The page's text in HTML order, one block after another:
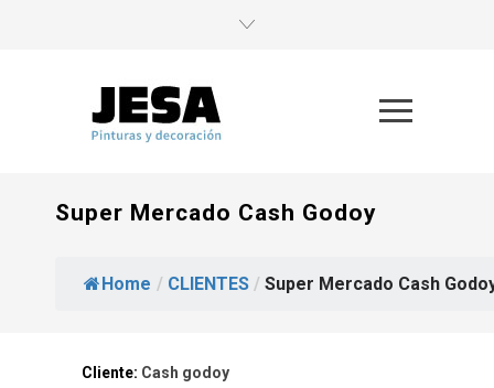
Super Mercado Cash Godoy
Home / CLIENTES / Super Mercado Cash
Cliente: Cash godoy